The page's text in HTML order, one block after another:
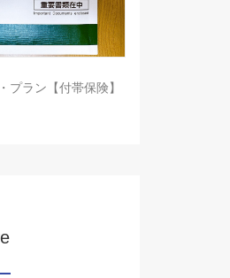
プラン【付帯保険】